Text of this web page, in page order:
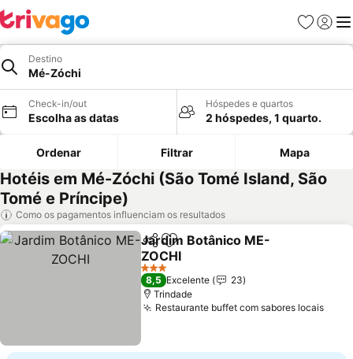
Favoritos
Iniciar
Destino
Mé-Zóchi
Check-in/out
Escolha as datas
Hóspedes e quartos
2 hóspedes, 1 quarto.
Ordenar Filtrar Mapa
Hotéis em Mé-Zóchi (São Tomé Island, São
Tomé e Príncipe)
Como os pagamentos influenciam os resultados
PartilharAdicionar aos favoritos
Jardim Botânico ME-
ZOCHI
3 Estrelas
8,5 Excelente
23
Trindade
Restaurante buffet com sabores locais